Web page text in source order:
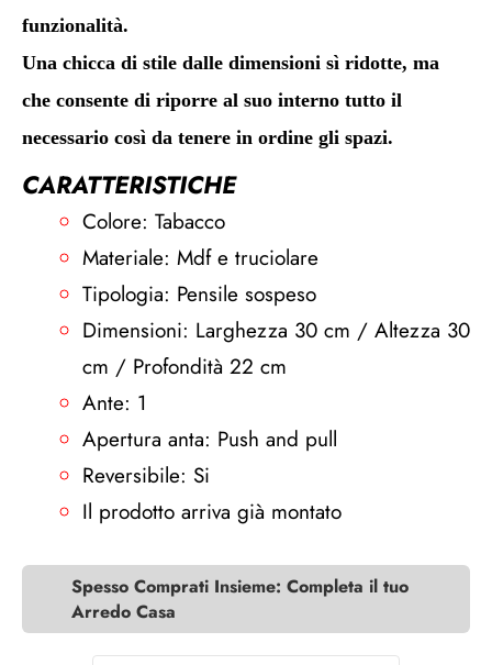
funzionalità.
Una chicca di stile dalle dimensioni sì ridotte, ma
che consente di riporre al suo interno tutto il
necessario così da tenere in ordine gli spazi.
CARATTERISTICHE
Colore: Tabacco
Materiale: Mdf e truciolare
Tipologia: Pensile sospeso
Dimensioni: Larghezza 30 cm / Altezza 30
cm / Profondità 22 cm
Ante: 1
Apertura anta: Push and pull
Reversibile: Si
Il prodotto arriva già montato
Spesso Comprati Insieme: Completa il tuo
Arredo Casa